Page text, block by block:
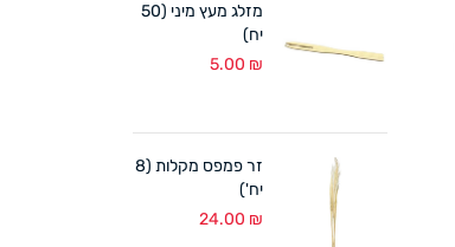
מזלג מעץ מיני (50
יח)
5.00 ₪
זר פמפס מקלות (8
יח')
24.00 ₪